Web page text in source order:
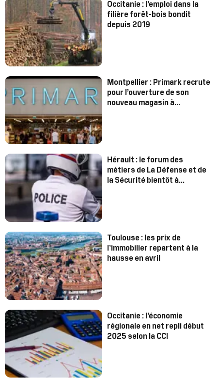
Occitanie : l’emploi dans la
filière forêt-bois bondit
depuis 2019
Montpellier : Primark recrute
pour l’ouverture de son
nouveau magasin à
Hérault : le forum des
métiers de La Défense et de
la Sécurité bientôt à
Toulouse : les prix de
l’immobilier repartent à la
hausse en avril
Occitanie : l’économie
régionale en net repli début
2025 selon la CCI